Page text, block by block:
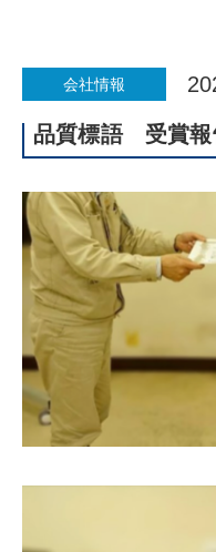
会社情報
品質標語 受賞報